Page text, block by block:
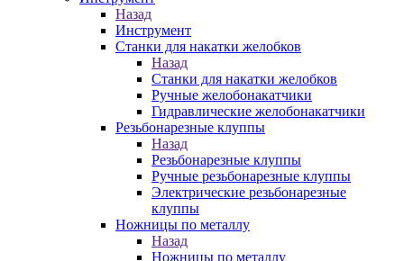
Назад
Инструмент
Станки для накатки желобков
Назад
Станки для накатки желобков
Ручные желобонакатчики
Гидравлические желобонакатчики
Резьбонарезные клуппы
Назад
Резьбонарезные клуппы
Ручные резьбонарезные клуппы
Электрические резьбонарезные
клуппы
Ножницы по металлу
Назад
Ножницы по металлу